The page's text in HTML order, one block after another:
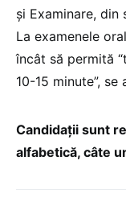
și Examinare, din
La examenele
încât să permită
10-15 minute”,
Candidații sunt
alfabetică, câte